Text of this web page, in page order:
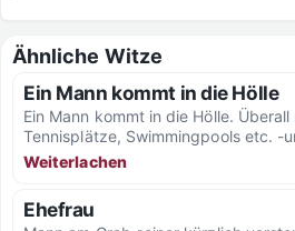
Ähnliche Witze
Ein Mann kommt in die Hölle
Ein Mann kommt in die Hölle.
Tennisplätze, Swimmingpools etc. -
Weiterlachen
Ehefrau